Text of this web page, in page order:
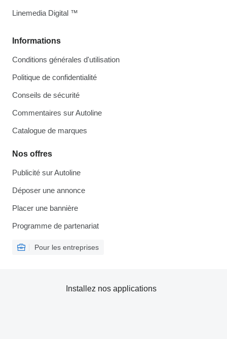
Informations
Conditions générales d'utilisation
Politique de confidentialité
Conseils de sécurité
Commentaires sur Autoline
Catalogue de marques
Nos offres
Publicité sur Autoline
Déposer une annonce
Placer une bannière
Programme de partenariat
Pour les entreprises
Linemedia Digital ™
Installez nos applications